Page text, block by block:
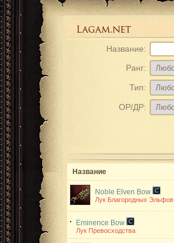
Название:
Ранг:
Тип:
ОР/ДР:
Название
Noble Elven Bow
Лук Благородных Эльфов
Eminence Bow
Лук Превосходства